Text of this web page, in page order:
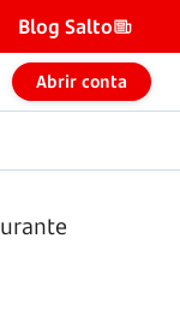
Blog Salto
Abrir conta